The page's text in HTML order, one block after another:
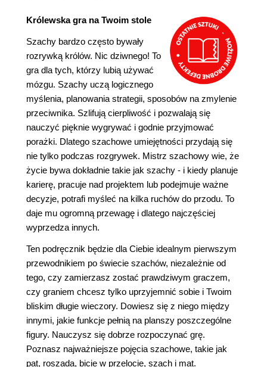
Królewska gra na Twoim stole
Szachy bardzo często bywały
rozrywką królów. Nic dziwnego! To
gra dla tych, którzy lubią używać
mózgu. Szachy uczą logicznego
myślenia, planowania strategii, sposobów na zmylenie
przeciwnika. Szlifują cierpliwość i pozwalają się
nauczyć pięknie wygrywać i godnie przyjmować
porażki. Dlatego szachowe umiejętności przydają się
nie tylko podczas rozgrywek. Mistrz szachowy wie, że
życie bywa dokładnie takie jak szachy - i kiedy planuje
karierę, pracuje nad projektem lub podejmuje ważne
decyzje, potrafi myśleć na kilka ruchów do przodu. To
daje mu ogromną przewagę i dlatego najczęściej
wyprzedza innych.
Ten podręcznik będzie dla Ciebie idealnym pierwszym
przewodnikiem po świecie szachów, niezależnie od
tego, czy zamierzasz zostać prawdziwym graczem,
czy graniem chcesz tylko uprzyjemnić sobie i Twoim
bliskim długie wieczory. Dowiesz się z niego między
innymi, jakie funkcje pełnią na planszy poszczególne
figury. Nauczysz się dobrze rozpoczynać grę.
Poznasz najważniejsze pojęcia szachowe, takie jak
pat, roszada, bicie w przelocie, szach i mat.